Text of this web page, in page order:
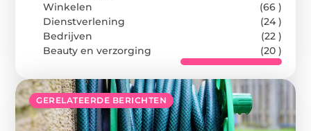
GERELATEERDE BERICHTEN
Winkelen
(66 )
Dienstverlening
(24 )
Bedrijven
(22 )
Beauty en verzorging
(20 )